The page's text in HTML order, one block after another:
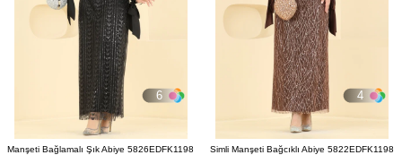
6
Manşeti Bağlamalı Şık Abiye 5826EDFK1198
4
Simli Manşeti Bağcıklı Abiye 5822EDFK1198